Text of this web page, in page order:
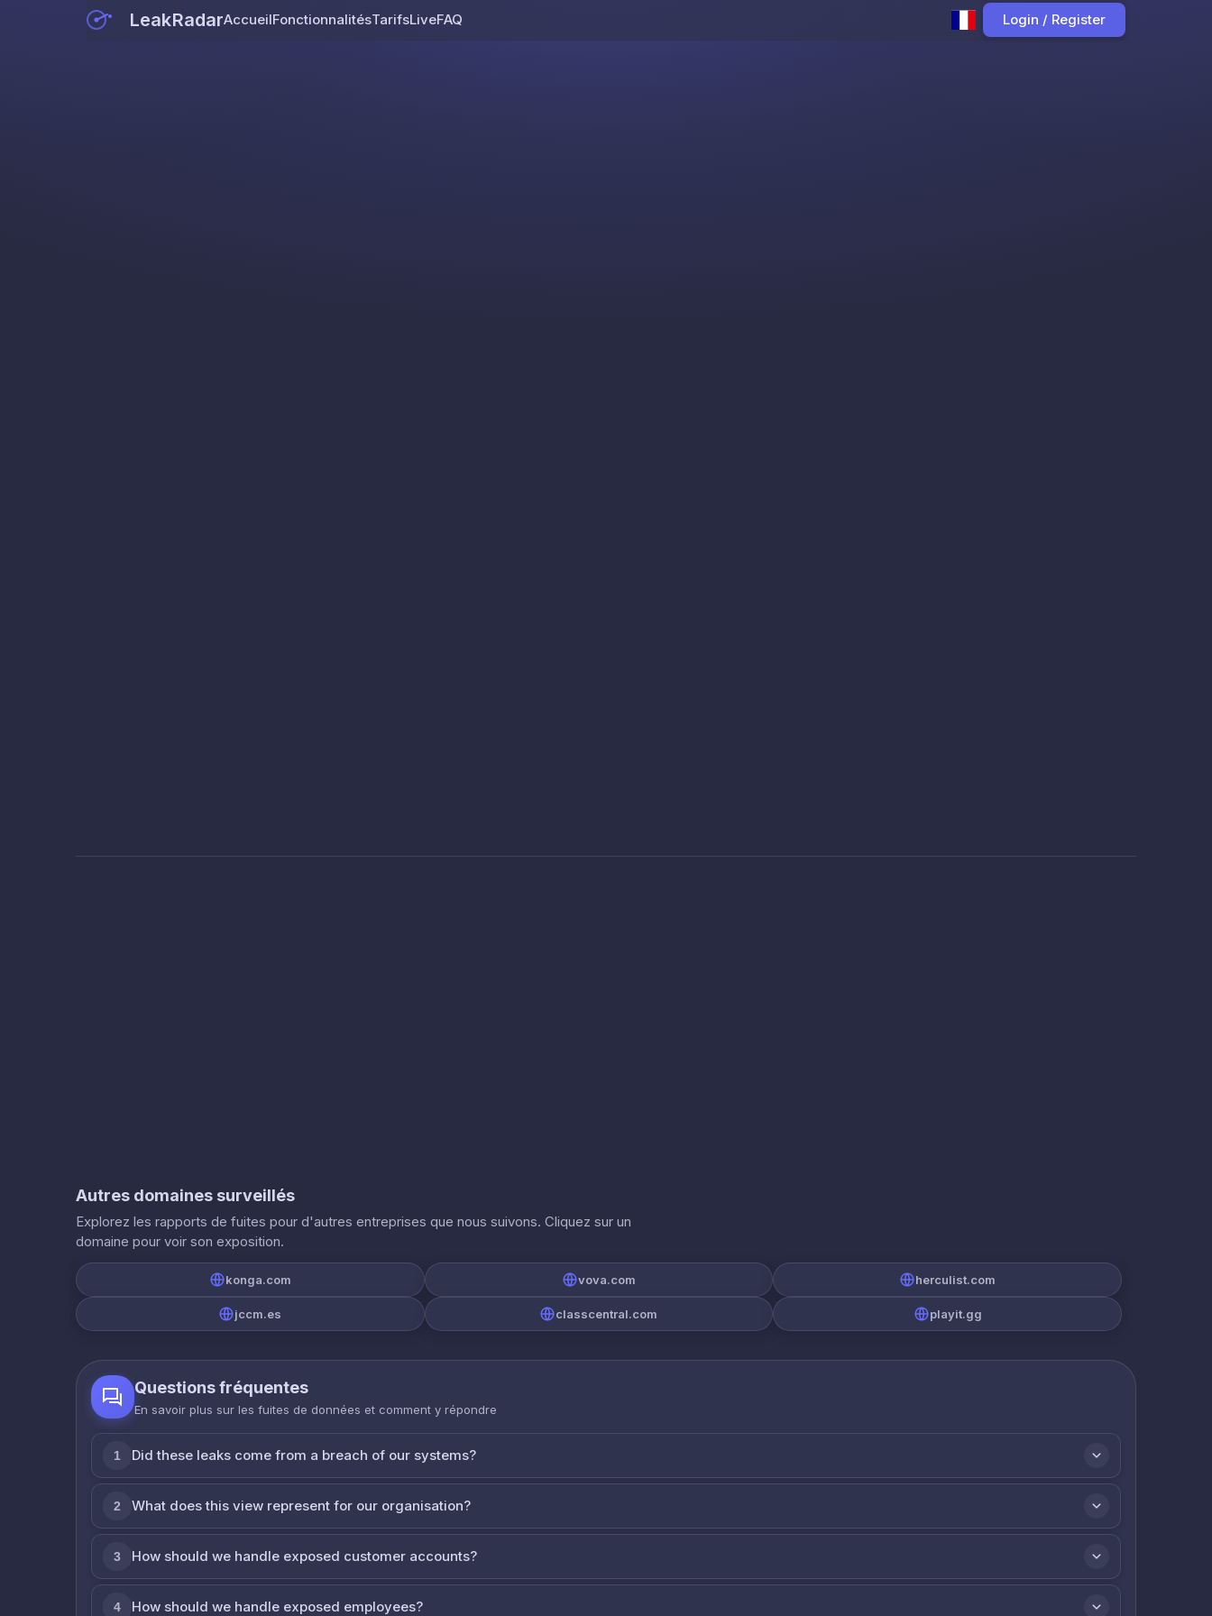
LeakRadarAccueilFonctionnalitésTarifsLiveFAQ Login / Register
Autres domaines surveillés
Explorez les rapports de fuites pour d'autres entreprises que nous suivons. Cliquez sur un
domaine pour voir son exposition.
konga.com vova.com herculist.com
jccm.es classcentral.com playit.gg
Questions fréquentes
En savoir plus sur les fuites de données et comment y répondre
1 Did these leaks come from a breach of our systems?
2 What does this view represent for our organisation?
3 How should we handle exposed customer accounts?
4 How should we handle exposed employees?